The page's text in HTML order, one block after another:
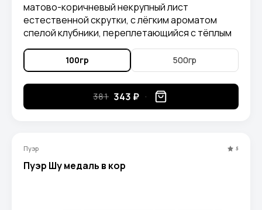
матово-коричневый некрупный лист
естественной скрутки, с лёгким ароматом
спелой клубники, переплетающийся с тёплым
древесным ароматом пуэра.
100гр 500гр
381 343 ₽
Пуэр 5
Пуэр Шу медаль в кор